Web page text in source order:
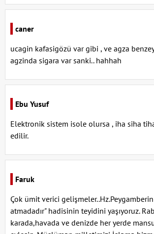
caner
ucagin kafasigözü var gibi , ve agza
agzinda sigara var sanki.. hahhah
Ebu Yusuf
Elektronik sistem isole olursa , iha siha
edilir.
Faruk
Çok ümit verici
atmadadır" hadisinin teyidini yaşıyoruz.
karada,havada ve denizde her yerde